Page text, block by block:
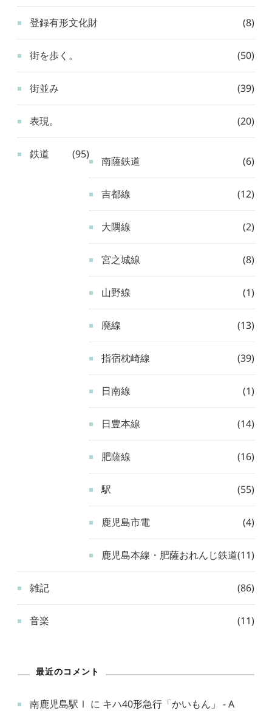
登録有形文化財 (8)
街を歩く。 (50)
街並み (39)
表現。 (20)
鉄道 (95)
南薩鉄道 (6)
吉都線 (12)
大隅線 (2)
宮之城線 (8)
山野線 (1)
廃線 (13)
指宿枕崎線 (39)
日南線 (1)
日豊本線 (14)
肥薩線 (16)
駅 (55)
鹿児島市電 (4)
鹿児島本線・肥薩おれんじ鉄道(11)
雑記 (86)
音楽 (11)
最近のコメント
南鹿児島駅Ⅰ に キハ40形急行「かいもん」 - A